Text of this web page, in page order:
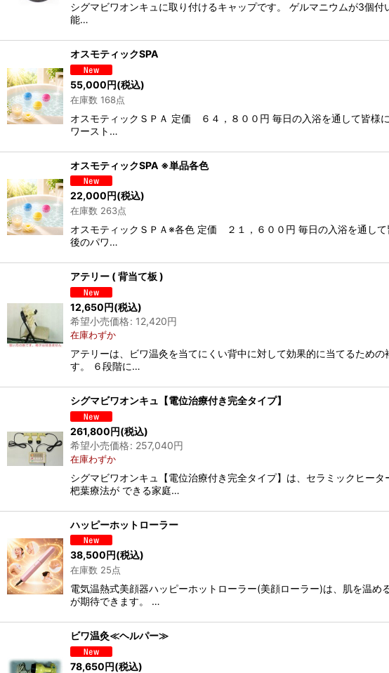
シグマビワオンキュに取り付けるキャップです。 ゲルマニウムが3個
能…
オスモティックSPA
55,000円(税込)
在庫数 168点
オスモティックＳＰＡ 定価 ６４，８００円 毎日の入浴を通して皆様
ワースト…
オスモティックSPA ※単品各色
22,000円(税込)
在庫数 263点
オスモティックＳＰＡ※各色 定価 ２１，６００円 毎日の入浴を通し
後のパワ…
アテリー ( 背当て板 )
12,650円(税込)
希望小売価格: 12,420円
在庫わずか
アテリーは、ビワ温灸を当てにくい背中に対して効果的に当てるため
す。 ６段階に…
シグマビワオンキュ【電位治療付き完全タイプ】
261,800円(税込)
希望小売価格: 257,040円
在庫わずか
シグマビワオンキュ【電位治療付き完全タイプ】は、セラミックヒー
杷葉療法が できる家庭…
ハッピーホットローラー
38,500円(税込)
在庫数 25点
電気温熱式美顔器ハッピーホットローラー(美顔ローラー)は、肌を温
が期待できます。 …
ビワ温灸≪ヘルパー≫
78,650円(税込)